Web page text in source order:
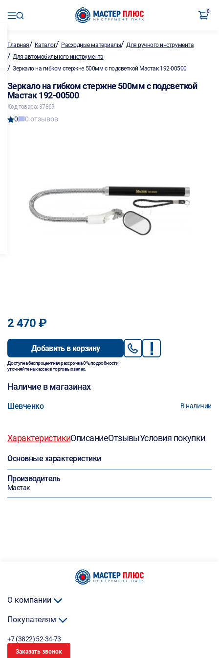
0
Главная/ Каталог/ Расходные материалы/Для ручного инструмента
/ Для автомобильного инструмента
/ Зеркало на гибком стержне 500мм с подсветкой Мастак 192-00500
Зеркало на гибком стержне 500мм с подсветкой
Мастак 192-00500
Код товара: 37869
0 0 отзывов
2 470 ₽
Добавить в корзину
Доступна беспроцентная рассрочка 0%, подробности
уточняйте на кассах в торговых залах.
Наличие в магазинах
Шевченко В наличии
ХарактеристикиОписаниеОтзывыУсловия покупки
Основные характеристики
Производитель
Мастак
О компании
Покупателям
+7 (3822) 52-34-73
Заказать звонок